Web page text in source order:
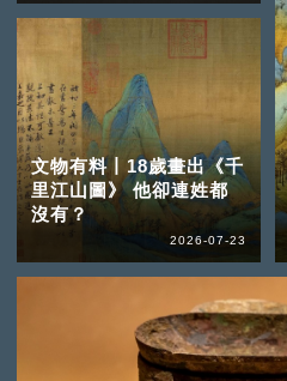
文物有料丨18歲畫出《千
里江山圖》 他卻連姓都
沒有？
2026-07-23